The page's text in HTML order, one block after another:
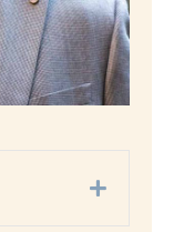
Expand